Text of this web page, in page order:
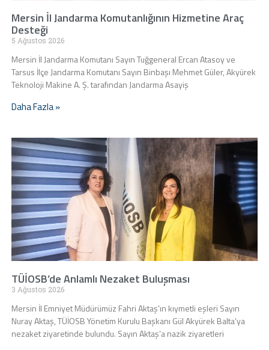
Mersin İl Jandarma Komutanlığının Hizmetine Araç
Desteği
5 Ağustos 2026
Mersin İl Jandarma Komutanı Sayın Tuğgeneral Ercan Atasoy ve
Tarsus İlçe Jandarma Komutanı Sayın Binbaşı Mehmet Güler, Akyürek
Teknoloji Makine A. Ş. tarafından Jandarma Asayiş
Daha Fazla »
TÜİOSB’de Anlamlı Nezaket Buluşması
3 Ağustos 2026
Mersin İl Emniyet Müdürümüz Fahri Aktaş’ın kıymetli eşleri Sayın
Nuray Aktaş, TÜİOSB Yönetim Kurulu Başkanı Gül Akyürek Balta’ya
nezaket ziyaretinde bulundu. Sayın Aktaş’a nazik ziyaretleri